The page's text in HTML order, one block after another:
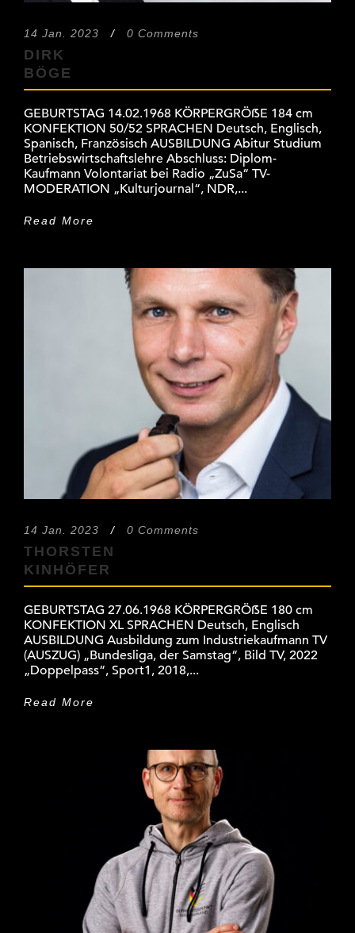
14 Jan. 2023 / 0 Comments
DIRK
BÖGE
GEBURTSTAG 14.02.1968 KÖRPERGRÖẞE 184 cm
KONFEKTION 50/52 SPRACHEN Deutsch, Englisch,
Spanisch, Französisch AUSBILDUNG Abitur Studium
Betriebswirtschaftslehre Abschluss: Diplom-
Kaufmann Volontariat bei Radio „ZuSa“ TV-
MODERATION „Kulturjournal“, NDR,...
Read More
14 Jan. 2023 / 0 Comments
THORSTEN
KINHÖFER
GEBURTSTAG 27.06.1968 KÖRPERGRÖẞE 180 cm
KONFEKTION XL SPRACHEN Deutsch, Englisch
AUSBILDUNG Ausbildung zum Industriekaufmann TV
(AUSZUG) „Bundesliga, der Samstag“, Bild TV, 2022
„Doppelpass“, Sport1, 2018,...
Read More